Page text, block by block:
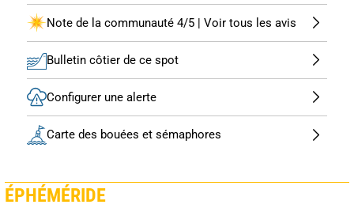
Note de la communauté 4/5 | Voir tous les avis
Bulletin côtier de ce spot
Configurer une alerte
Carte des bouées et sémaphores
ÉPHÉMÉRIDE